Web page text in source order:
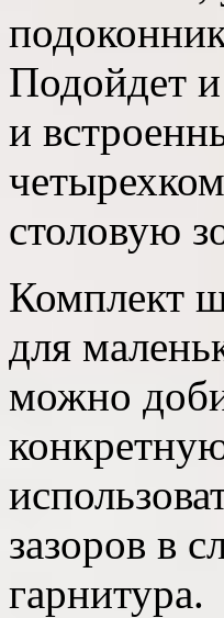
Подойдет
и
столовую
Комплект
для
можно
зазоров в
гарнитура.